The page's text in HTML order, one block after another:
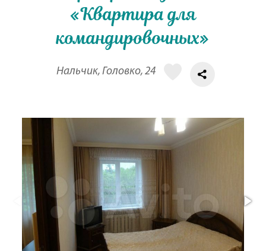
«Квартира для
командировочных»
Нальчик, Головко, 24